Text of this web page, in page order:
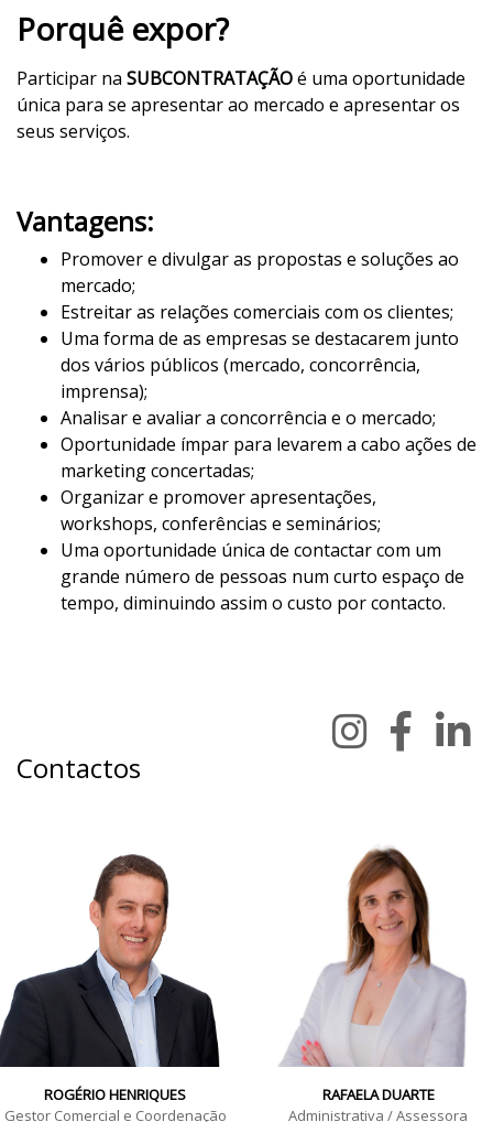
Porquê expor?
Participar na SUBCONTRATAÇÃOé uma oportunidade
única para se apresentar ao mercado e apresentar os
seus serviços.
Vantagens:
Promover e divulgar as propostas e soluções ao
mercado;
Estreitar as relações comerciais com os clientes;
Uma forma de as empresas se destacarem junto
dos vários públicos (mercado, concorrência,
imprensa);
Analisar e avaliar a concorrência e o mercado;
Oportunidade ímpar para levarem a cabo ações de
marketing concertadas;
Organizar e promover apresentações,
workshops, conferências e seminários;
Uma oportunidade única de contactar com um
grande número de pessoas num curto espaço de
tempo, diminuindo assim o custo por contacto.
Contactos
ROGÉRIO HENRIQUES
Gestor Comercial e Coordenação
RAFAELA DUARTE
Administrativa / Assessora